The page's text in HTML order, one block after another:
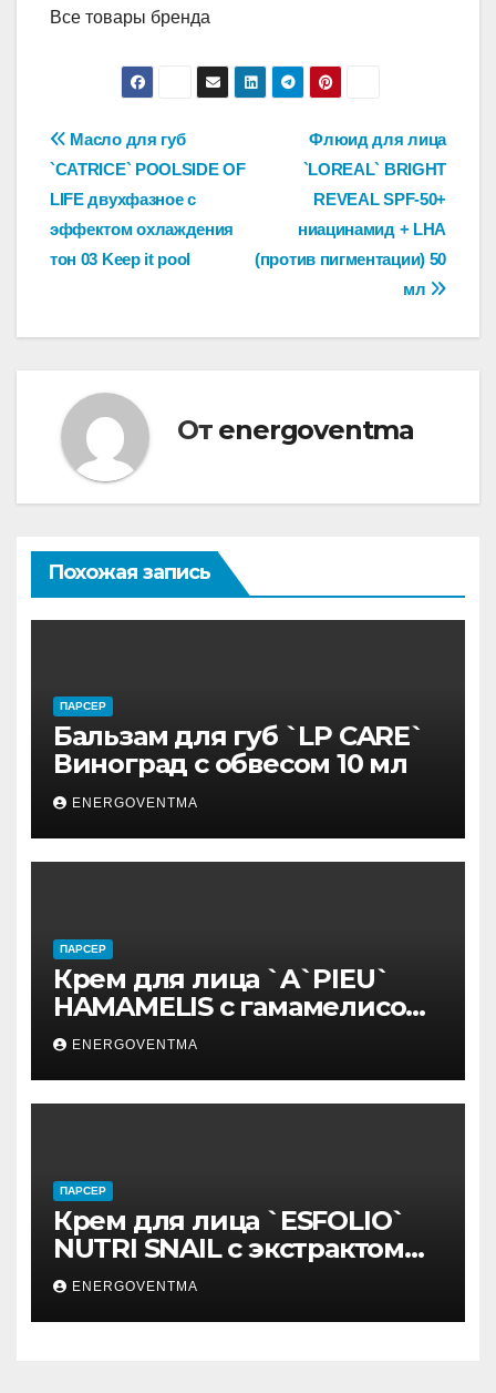
Все товары бренда
Навигация
по
записям
Флюид для лица
`LOREAL` BRIGHT
REVEAL SPF-50+
ниацинамид + LHA
(против пигментации) 50
мл
Масло для губ
`CATRICE` POOLSIDE OF
LIFE двухфазное с
эффектом охлаждения
тон 03 Keep it pool
От energoventma
Похожая запись
ПАРСЕР
Бальзам для губ `LP CARE`
Виноград с обвесом 10 мл
ENERGOVENTMA
ПАРСЕР
Крем для лица `A`PIEU`
HAMAMELIS с гамамелисом
50 мл
ENERGOVENTMA
ПАРСЕР
Крем для лица `ESFOLIO`
NUTRI SNAIL с экстрактом
муцина улитки 200 мл
ENERGOVENTMA